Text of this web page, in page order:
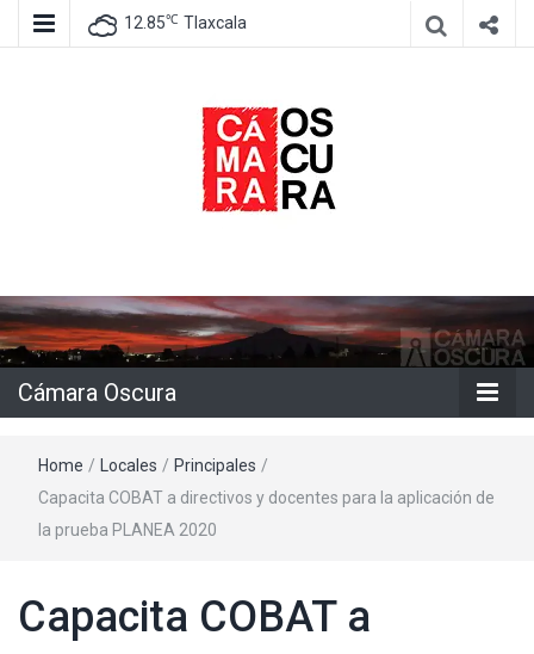
12.85℃ Tlaxcala
Cámara
Oscura
Cámara Oscura
Home / Locales / Principales /
Capacita COBAT a directivos y docentes para la aplicación de
la prueba PLANEA 2020
Capacita COBAT a